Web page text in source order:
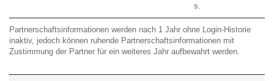
s.
Partnerschaftsinformationen werden nach 1 Jahr ohne Login-Historie
inaktiv, jedoch können ruhende Partnerschaftsinformationen mit
Zustimmung der Partner für ein weiteres Jahr aufbewahrt werden.